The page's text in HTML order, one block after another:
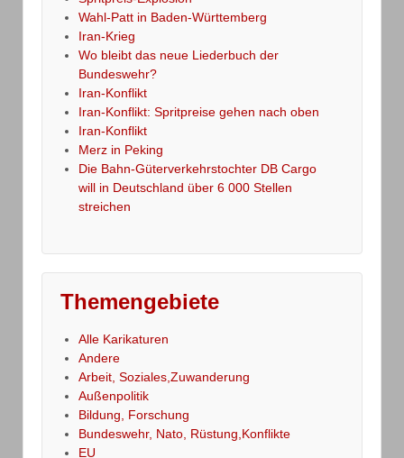
Wahl-Patt in Baden-Württemberg
Iran-Krieg
Wo bleibt das neue Liederbuch der
Bundeswehr?
Iran-Konflikt
Iran-Konflikt: Spritpreise gehen nach oben
Iran-Konflikt
Merz in Peking
Die Bahn-Güterverkehrstochter DB Cargo
will in Deutschland über 6 000 Stellen
streichen
Themengebiete
Alle Karikaturen
Andere
Arbeit, Soziales,Zuwanderung
Außenpolitik
Bildung, Forschung
Bundeswehr, Nato, Rüstung,Konflikte
EU